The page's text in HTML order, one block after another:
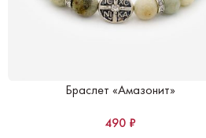
Браслет «Амазонит»
490 ₽